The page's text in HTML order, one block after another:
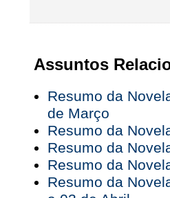
Assuntos
Resumo da
de Março
Resumo da
Resumo da
Resumo da
Resumo da